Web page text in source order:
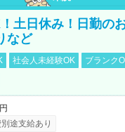
土日休み！日勤の
など
社会人未経験OK
ブランク
途支給あり